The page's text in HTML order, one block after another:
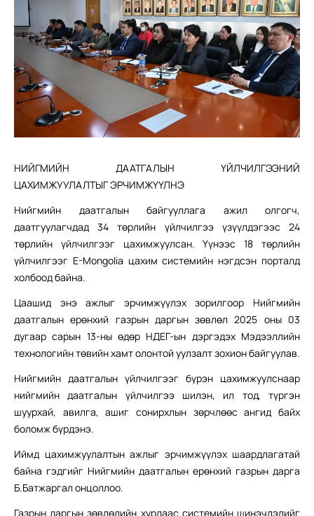
НИЙГМИЙН ДААТГАЛЫН ҮЙЛЧИЛГЭЭНИЙ
ЦАХИМЖУУЛАЛТЫГ ЭРЧИМЖҮҮЛНЭ
Нийгмийн даатгалын байгууллага ажил олгогч,
даатгуулагчдад 34 төрлийн үйлчилгээ үзүүлдэгээс 24
төрлийн үйлчилгээг цахимжуулсан. Үүнээс 18 төрлийн
үйлчилгээг E-Mongolia цахим системийн нэгдсэн порталд
холбоод байна.
Цаашид энэ ажлыг эрчимжүүлэх зорилгоор Нийгмийн
даатгалын ерөнхий газрын даргын зөвлөл 2025 оны 03
дугаар сарын 13-ны өдөр НДЕГ-ын дэргэдэх Мэдээллийн
технологийн төвийн хамт олонтой уулзалт зохион байгуулав.
Нийгмийн даатгалын үйлчилгээг бүрэн цахимжуулснаар
нийгмийн даатгалын үйлчилгээ шилэн, ил тод, түргэн
шуурхай, авилга, ашиг сонирхлын зөрчлөөс ангид байх
боломж бүрдэнэ.
Иймд цахимжуулалтын ажлыг эрчимжүүлэх шаардлагатай
байна гэдгийг Нийгмийн даатгалын ерөнхий газрын дарга
Б.Батжаргал онцоллоо.
Газрын даргын зөвлөлийн хурлаас системийн шинэчлэлийг